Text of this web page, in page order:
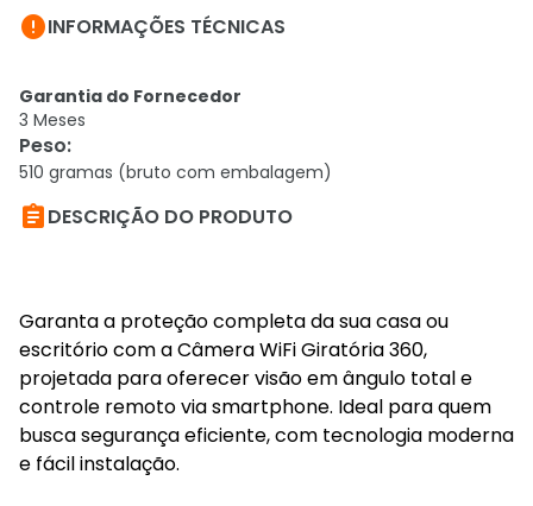
INFORMAÇÕES TÉCNICAS
Garantia do Fornecedor
3 Meses
Peso:
510 gramas (bruto com embalagem)
DESCRIÇÃO DO PRODUTO
Garanta a proteção completa da sua casa ou
escritório com a Câmera WiFi Giratória 360,
projetada para oferecer visão em ângulo total e
controle remoto via smartphone. Ideal para quem
busca segurança eficiente, com tecnologia moderna
e fácil instalação.